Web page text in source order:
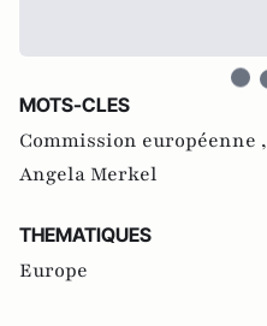
MOTS-CLES
Commission européenne ,
Angela Merkel
THEMATIQUES
Europe